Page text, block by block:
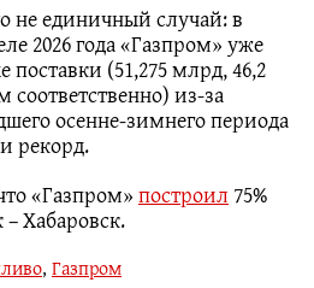
не единичный случай: в
2026 года «Газпром» уже
(51,275 млрд, 46,2
из-за
осенне-зимнего периода
рекорд.
«Газпром»построил75%
– Хабаровск.
, Газпром